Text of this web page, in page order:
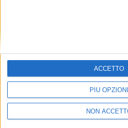
PIÙ OPZIONI
NON
ACCETTO